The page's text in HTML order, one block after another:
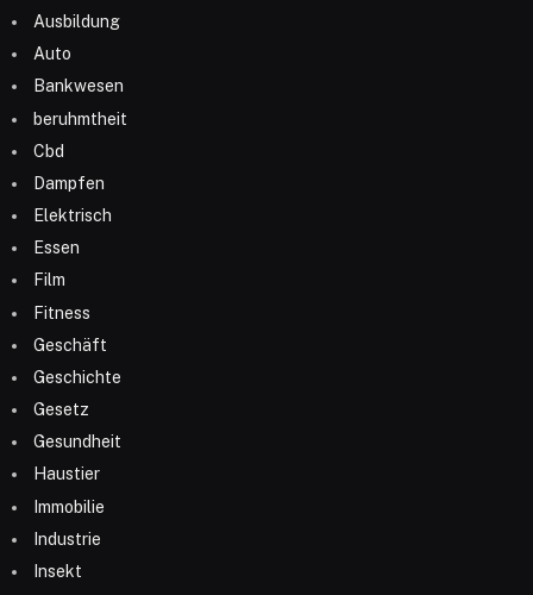
Ausbildung
Auto
Bankwesen
beruhmtheit
Cbd
Dampfen
Elektrisch
Essen
Film
Fitness
Geschäft
Geschichte
Gesetz
Gesundheit
Haustier
Immobilie
Industrie
Insekt